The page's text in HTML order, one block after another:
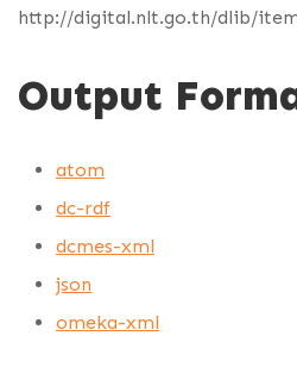
http://digital.nlt.go.th/dlib/
Output
atom
dc-rdf
dcmes-xml
json
omeka-xml